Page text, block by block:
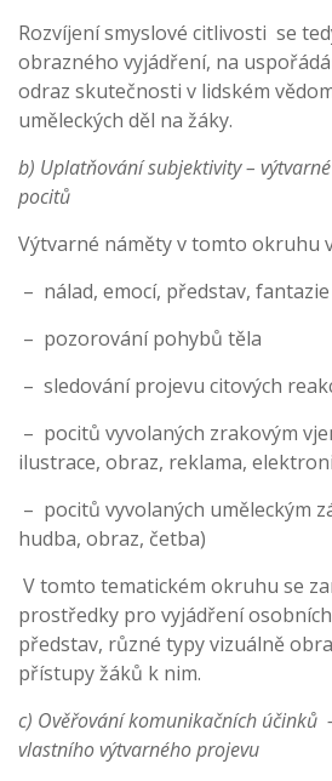
Rozvíjení smyslové citlivosti se
obrazného vyjádření, na
odraz skutečnosti v lidském
uměleckých děl na žáky.
b) Uplatňování subjektivity –
pocitů
Výtvarné náměty v tomto okruhu
– nálad, emocí, představ, fantazie
– pozorování pohybů těla
– sledování projevu citových
– pocitů vyvolaných zrakovým
ilustrace, obraz, reklama,
– pocitů vyvolaných uměleckým
hudba, obraz, četba)
V tomto tematickém okruhu se
prostředky pro vyjádření
představ, různé typy vizuálně
přístupy žáků k nim.
c) Ověřování komunikačních účinků
vlastního výtvarného projevu